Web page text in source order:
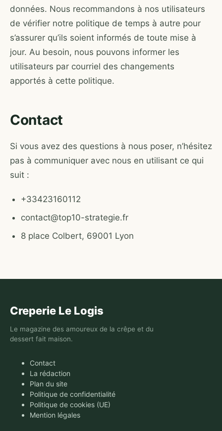
données. Nous recommandons à nos utilisateurs
de vérifier notre politique de temps à autre pour
s’assurer qu’ils soient informés de toute mise à
jour. Au besoin, nous pouvons informer les
utilisateurs par courriel des changements
apportés à cette politique.
Contact
Si vous avez des questions à nous poser, n’hésitez
pas à communiquer avec nous en utilisant ce qui
suit :
+33423160112
contact@top10-strategie.fr
8 place Colbert, 69001 Lyon
Creperie Le Logis
Le magazine des amoureux de la crêpe et du
dessert fait maison.
Contact
La rédaction
Plan du site
Politique de confidentialité
Politique de cookies (UE)
Mention légales